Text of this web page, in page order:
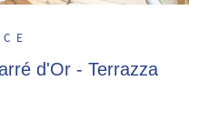
d'Or - Terrazza